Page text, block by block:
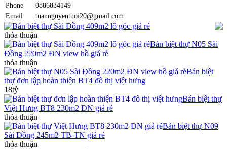
Phone
0886834149
Email
tuannguyentuoi20@gmail.com
Bán biệt thự Sài Đồng 409m2 lô góc giá rẻ
thỏa thuận
Bán biệt thự N05 Sài
Đồng 220m2 ĐN view hồ giá rẻ
thỏa thuận
Bán biệt
thự đơn lập hoàn thiện BT4 đô thị việt hưng
18tỷ
Bán biệt thự
Việt Hưng BT8 230m2 ĐN giá rẻ
thỏa thuận
Bán biệt thự N09
Sài Đồng 245m2 TB-TN giá rẻ
thỏa thuận